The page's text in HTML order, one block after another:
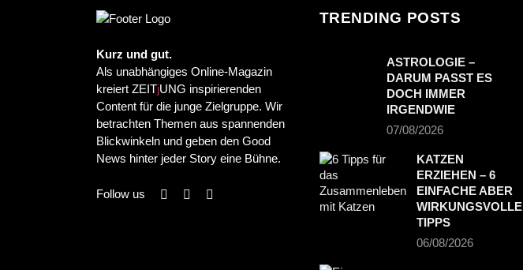
Kurz und gut.
Als unabhängiges Online-Magazin
kreiert ZEITjUNG inspirierenden
Content für die junge Zielgruppe. Wir
betrachten Themen aus spannenden
Blickwinkeln und geben den Good
News hinter jeder Story eine Bühne.
Follow us
TRENDING POSTS
ASTROLOGIE –
DARUM PASST ES
DOCH IMMER
IRGENDWIE
07/08/2026
KATZEN
ERZIEHEN – 6
EINFACHE ABER
WIRKUNGSVOLLE
TIPPS
06/08/2026